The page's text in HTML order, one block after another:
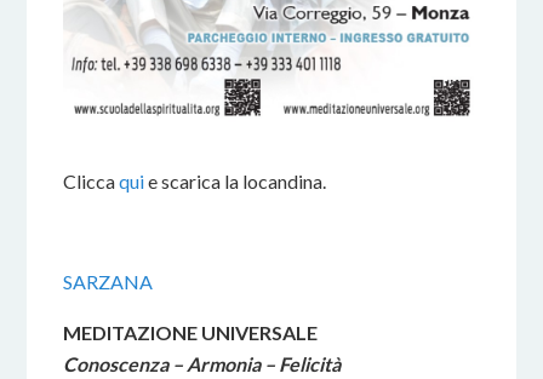
Cliccaquie scarica la locandina.
SARZANA
MEDITAZIONE UNIVERSALE
Conoscenza – Armonia – Felicità